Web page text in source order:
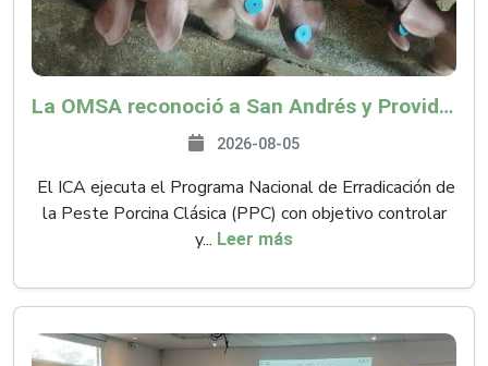
La OMSA reconoció a San Andrés y Providencia como zona libre de Peste Porcina Clásica (PPC)
2026-08-05
El ICA ejecuta el Programa Nacional de Erradicación de
la Peste Porcina Clásica (PPC) con objetivo controlar
y... Leer más